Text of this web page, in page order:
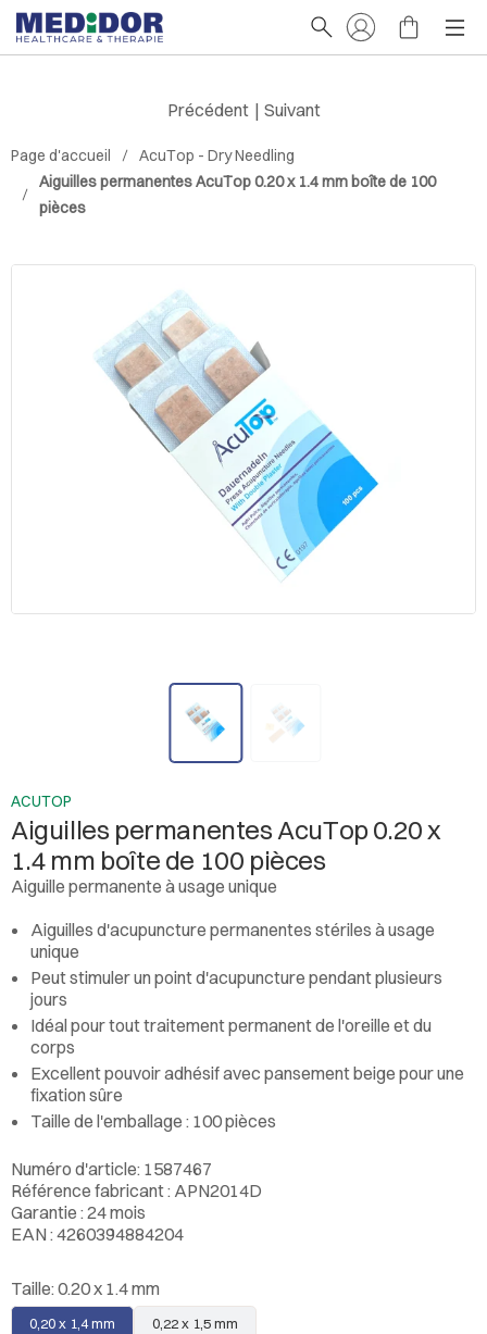
Page d'accueil
AcuTop - Dry Needling
Aiguilles permanentes AcuTop 0.20 x 1.4 mm boîte de 100
pièces
Précédent | Suivant
ACUTOP
Aiguilles permanentes AcuTop 0.20 x
1.4 mm boîte de 100 pièces
Aiguille permanente à usage unique
Aiguilles d'acupuncture permanentes stériles à usage
unique
Peut stimuler un point d'acupuncture pendant plusieurs
jours
Idéal pour tout traitement permanent de l'oreille et du
corps
Excellent pouvoir adhésif avec pansement beige pour une
fixation sûre
Taille de l'emballage : 100 pièces
Numéro d'article: 1587467
Référence fabricant : APN2014D
Garantie : 24 mois
EAN : 4260394884204
Taille: 0.20 x 1.4 mm
0,20 x 1,4 mm 0,22 x 1,5 mm